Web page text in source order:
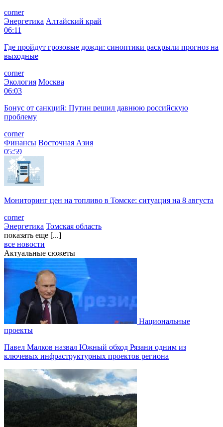
corner
Энергетика Алтайский край
06:11
Где пройдут грозовые дожди: синоптики раскрыли прогноз на
выходные
corner
Экология Москва
06:03
Бонус от санкций: Путин решил давнюю российскую
проблему
corner
Финансы Восточная Азия
05:59
Мониторинг цен на топливо в Томске: ситуация на 8 августа
corner
Энергетика Томская область
показать еще [...]
все новости
Актуальные сюжеты
Национальные
проекты
Павел Малков назвал Южный обход Рязани одним из
ключевых инфраструктурных проектов региона